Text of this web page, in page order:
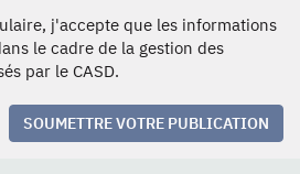
j'accepte que les informations
le cadre de la gestion des
par le CASD.
SOUMETTRE VOTRE PUBLICATION